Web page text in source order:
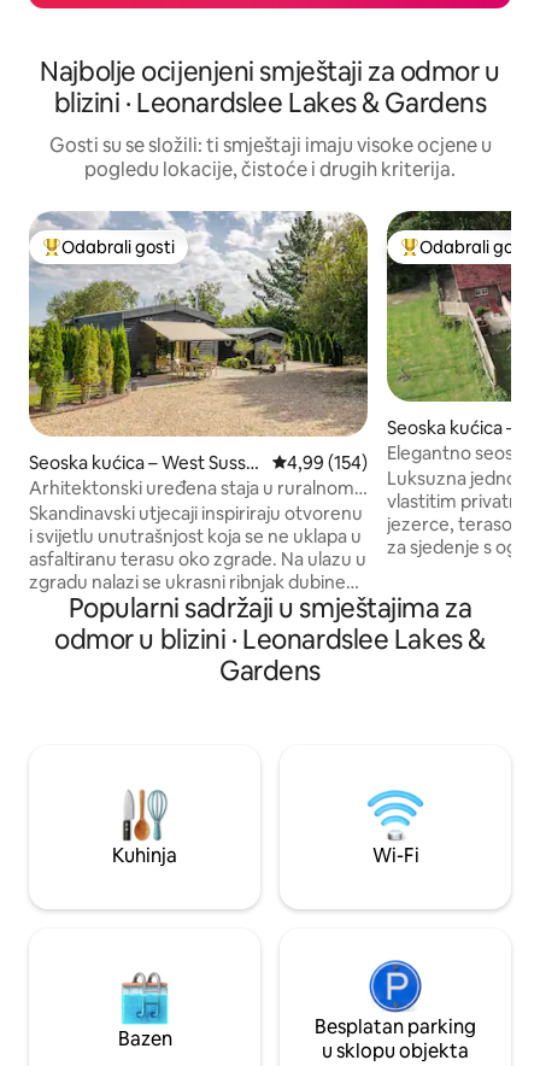
Najbolje ocijenjeni smještaji za odmor u
blizini · Leonardslee Lakes & Gardens
Gosti su se složili: ti smještaji imaju visoke ocjene u
pogledu lokacije, čistoće i drugih kriterija.
Među najviše rangiranima s oznakom „Odabrali gosti”
Odabrali gosti
Seoska kućica – West Susse
x
Prosječna ocjena: 4,99/5,
4,99 (154)
Arhitektonski uređena staja u ruralnom
Sussexu
Skandinavski utjecaji inspiriraju otvorenu
i svijetlu unutrašnjost koja se ne uklapa u
asfaltiranu terasu oko zgrade. Na ulazu u
zgradu nalazi se ukrasni ribnjak dubine
oko 70 cm s vodenom terasom, što
doprinosi mirnom i opuštajućem
okruženju Nettle Fields. Domaćini
Michael i Toby te njihov pas Heidi žive u
Michael je @michaelkopinski i Toby
vrtom od 1 hektara. U blizini se nalazi
nekoliko pješačkih staza koje vode do
centrom. Obližnji Horsham nudi sve što
minuta vožnje automobilom. Budući da
se smještaj nalazi u ruralnom Sussexu,
najbolje je imati automobil na
raspolaganju. Međutim, do kratkih
Među najviše
Odabrali gosti
Seoska kućica –
Elegantno
masažna kada,
Luksuzna
vlastitim
jezerce, terasom
za sjedenje s
hidromasažnom
savršenim
parove. Savršeno
rezervirali i našu
pogledajte drugi
Popularni sadržaji u smještajima za
odmor u blizini · Leonardslee Lakes &
Gardens
Kuhinja Wi-Fi
Bazen
Besplatan parking
u sklopu objekta